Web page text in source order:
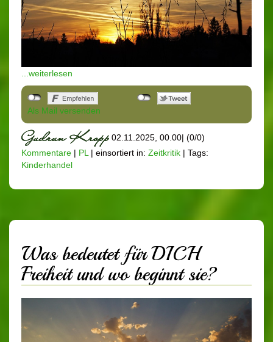
...weiterlesen
Als Mail versenden
02.11.2025, 00.00| (0/0)
Kommentare | PL | einsortiert in: Zeitkritik | Tags:
Kinderhandel
Was bedeutet für DICH
Freiheit und wo beginnt sie?